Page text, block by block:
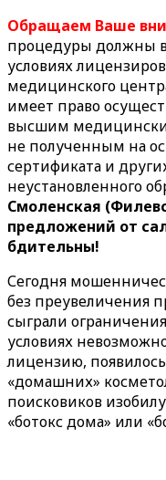
Обращаем Ваше
процедуры должны
условиях
медицинского
имеет право
высшим
не полученным на
сертификата и
неустановленного
Смоленская
предложений от
бдительны!
Сегодня
без преувеличения
сыграли
условиях
лицензию,
«домашних»
поисковиков
«ботокс дома» или